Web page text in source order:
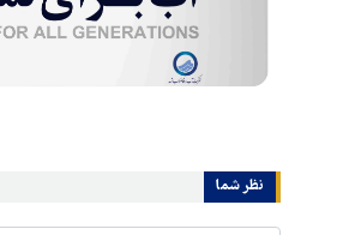
نظر شما